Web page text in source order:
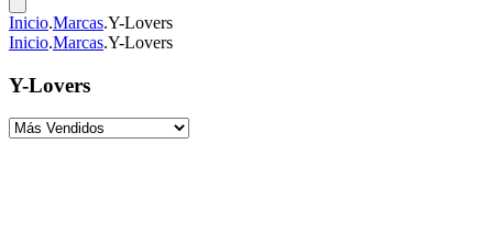
Inicio.Marcas.Y-Lovers
Inicio.Marcas.Y-Lovers
Y-Lovers